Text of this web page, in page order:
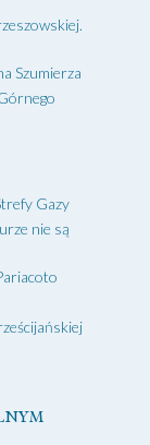
Szumierza
Gazy
nie są